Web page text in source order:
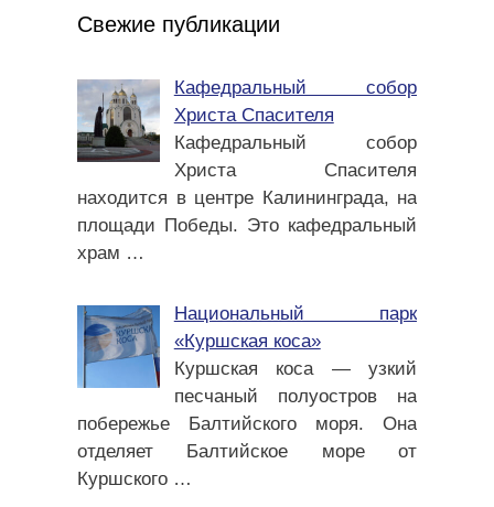
Свежие публикации
Кафедральный собор
Христа Спасителя
Кафедральный собор
Христа Спасителя
находится в центре Калининграда, на
площади Победы. Это кафедральный
храм …
Национальный парк
«Куршская коса»
Куршская коса — узкий
песчаный полуостров на
побережье Балтийского моря. Она
отделяет Балтийское море от
Куршского …